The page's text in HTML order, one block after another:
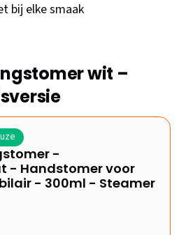
bij elke smaak
wit –
-
- Handstomer voor
- 300ml - Steamer